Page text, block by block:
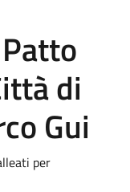
di
Gui
per